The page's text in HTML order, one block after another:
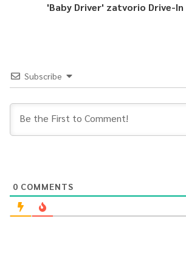
'Baby Driver' zatvorio Drive-In
Subscribe
0 COMMENTS